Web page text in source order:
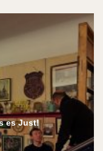
es Just!